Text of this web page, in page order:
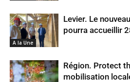
A la Une
Levier. Le
pourra accueillir
Région. Protect
mobilisation